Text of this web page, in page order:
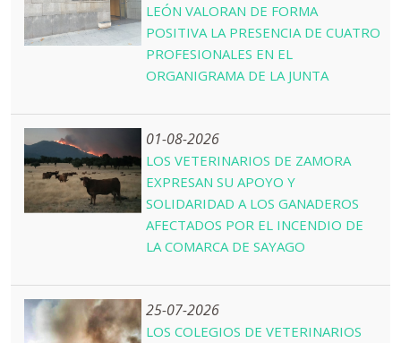
LEÓN VALORAN DE FORMA
POSITIVA LA PRESENCIA DE CUATRO
PROFESIONALES EN EL
ORGANIGRAMA DE LA JUNTA
01-08-2026
LOS VETERINARIOS DE ZAMORA
EXPRESAN SU APOYO Y
SOLIDARIDAD A LOS GANADEROS
AFECTADOS POR EL INCENDIO DE
LA COMARCA DE SAYAGO
25-07-2026
LOS COLEGIOS DE VETERINARIOS